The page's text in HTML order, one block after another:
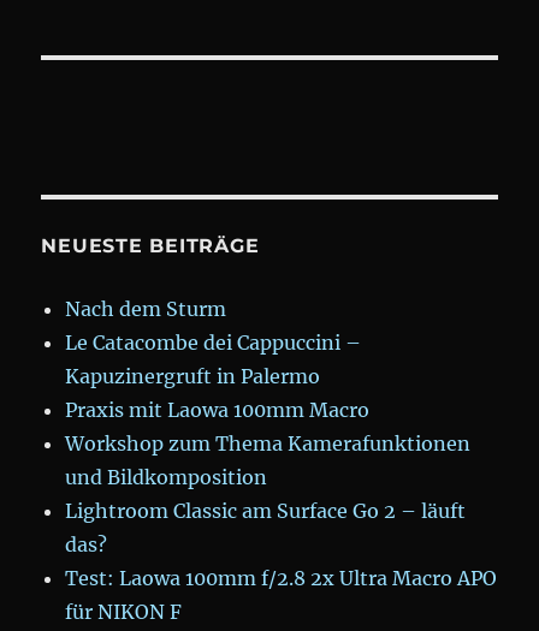
NEUESTE BEITRÄGE
Nach dem Sturm
Le Catacombe dei Cappuccini –
Kapuzinergruft in Palermo
Praxis mit Laowa 100mm Macro
Workshop zum Thema Kamerafunktionen
und Bildkomposition
Lightroom Classic am Surface Go 2 – läuft
das?
Test: Laowa 100mm f/2.8 2x Ultra Macro APO
für NIKON F